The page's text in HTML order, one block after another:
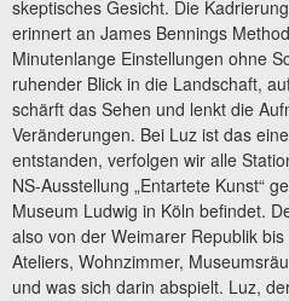
skeptisches Gesicht. Die
erinnert an James Bennings
Minutenlange Einstellungen ohne
ruhender Blick in die Landschaft,
schärft das Sehen und lenkt die
Veränderungen. Bei Luz ist das
entstanden, verfolgen wir alle
NS-Ausstellung „Entartete Kunst“
Museum Ludwig in Köln befindet.
also von der Weimarer Republik
Ateliers, Wohnzimmer,
und was sich darin abspielt. Luz,